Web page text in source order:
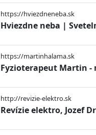
https://hviezdneneba.sk
Hviezdne neba |
https://martinhalama.sk
Fyzioterapeut Martin
http://revizie-elektro.sk
Revízie elektro, Jozef